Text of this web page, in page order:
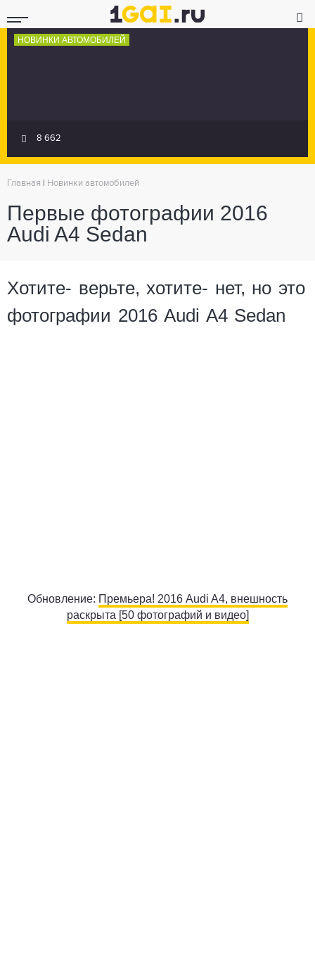
НОВИНКИ АВТОМОБИЛЕЙ
8 662
Главная Новинки автомобилей
Первые фотографии 2016
Audi A4 Sedan
Хотите- верьте, хотите- нет, но это
фотографии 2016 Audi A4 Sedan
Обновление: Премьера! 2016 Audi A4, внешность
раскрыта [50 фотографий и видео]